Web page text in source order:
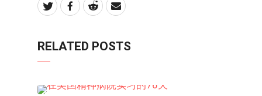
RELATED POSTS